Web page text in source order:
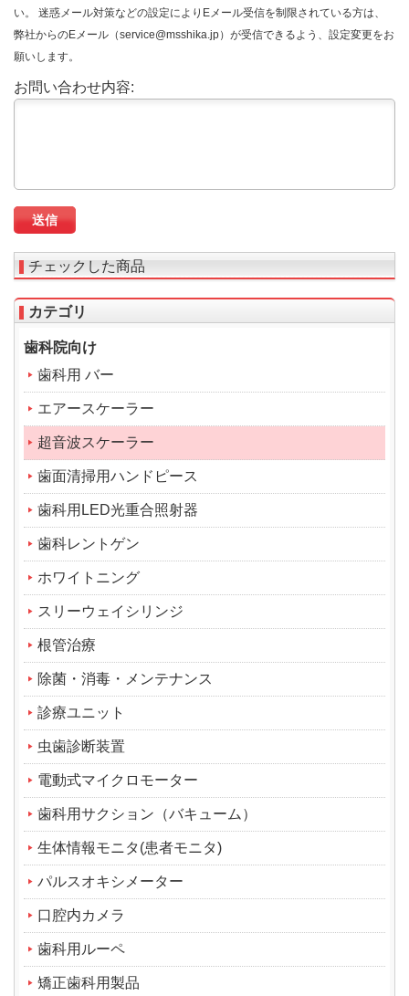
い。 迷惑メール対策などの設定によりEメール受信を制限されている方は、
弊社からのEメール（service@msshika.jp）が受信できるよう、設定変更をお
願いします。
お問い合わせ内容:
チェックした商品
カテゴリ
歯科院向け
歯科用 バー
エアースケーラー
超音波スケーラー
歯面清掃用ハンドピース
歯科用LED光重合照射器
歯科レントゲン
ホワイトニング
スリーウェイシリンジ
根管治療
除菌・消毒・メンテナンス
診療ユニット
虫歯診断装置
電動式マイクロモーター
歯科用サクション（バキューム）
生体情報モニタ(患者モニタ)
パルスオキシメーター
口腔内カメラ
歯科用ルーペ
矯正歯科用製品